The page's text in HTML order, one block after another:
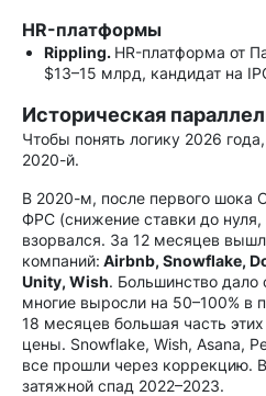
HR-платформы
Rippling. HR-платформа от
$13–15 млрд, кандидат на
Историческая
Чтобы понять логику 2026
2020-й.
В 2020-м, после первого шока
ФРС (снижение ставки до нуля,
взорвался. За 12 месяцев
компаний: Airbnb, Snowflake,
Unity, Wish. Большинство дало
многие выросли на 50–100% в
18 месяцев большая часть
цены. Snowflake, Wish, Asana,
все прошли через коррекцию.
затяжной спад 2022–2023.